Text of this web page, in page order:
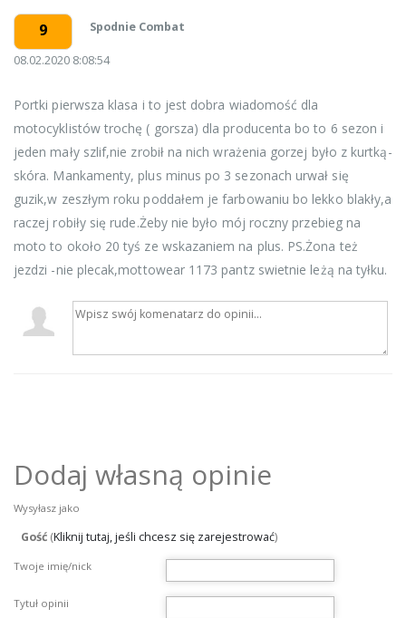
9 Spodnie Combat
08.02.2020 8:08:54
Portki pierwsza klasa i to jest dobra wiadomość dla
motocyklistów trochę ( gorsza) dla producenta bo to 6 sezon i
jeden mały szlif,nie zrobił na nich wrażenia gorzej było z kurtką-
skóra. Mankamenty, plus minus po 3 sezonach urwał się
guzik,w zeszłym roku poddałem je farbowaniu bo lekko blakły,a
raczej robiły się rude.Żeby nie było mój roczny przebieg na
moto to około 20 tyś ze wskazaniem na plus. PS.Żona też
jezdzi -nie plecak,mottowear 1173 pantz swietnie leżą na tyłku.
Dodaj własną opinie
Wysyłasz jako
Gość (Kliknij tutaj, jeśli chcesz się zarejestrować)
Twoje imię/nick
Tytuł opinii